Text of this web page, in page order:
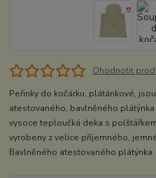
Ohodnotit
Peřinky do kočárku, plátánkové,
atestovaného, bavlněného
vysoce teploučká deka s
vyrobeny z velice příjemného,
Bavlněného atestovaného